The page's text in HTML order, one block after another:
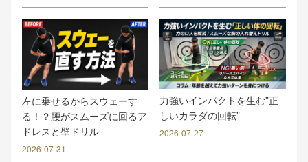
左に乗せるからスウェーす
る！？腰がスムーズに回るア
ドレスと壁ドリル
2026-07-31
力強いインパクトを生む”正
しいカラダの回転”
2026-07-27